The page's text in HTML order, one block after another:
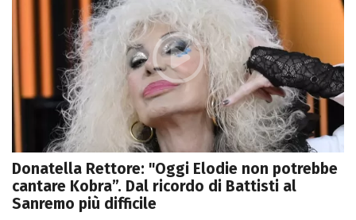
Donatella Rettore: "Oggi Elodie non potrebbe
cantare Kobra”. Dal ricordo di Battisti al
Sanremo più difficile